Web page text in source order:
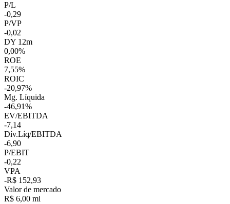
P/L
-0,29
P/VP
-0,02
DY 12m
0,00%
ROE
7,55%
ROIC
-20,97%
Mg. Líquida
-46,91%
EV/EBITDA
-7,14
Dív.Líq/EBITDA
-6,90
P/EBIT
-0,22
VPA
-R$ 152,93
Valor de mercado
R$ 6,00 mi